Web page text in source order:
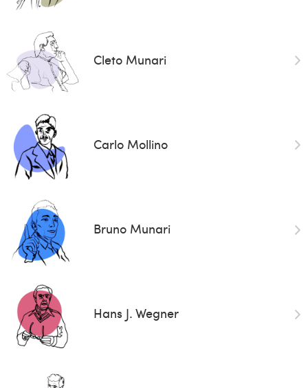
Cleto Munari
Carlo Mollino
Bruno Munari
Hans J. Wegner